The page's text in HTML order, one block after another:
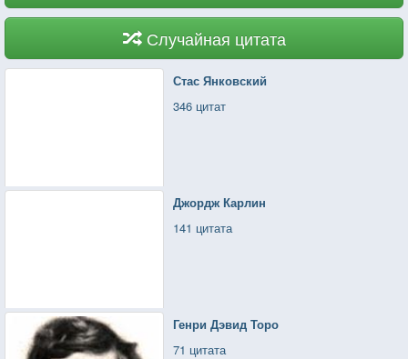
Случайная цитата
Стас Янковский
346 цитат
Джордж Карлин
141 цитата
Генри Дэвид Торо
71 цитата